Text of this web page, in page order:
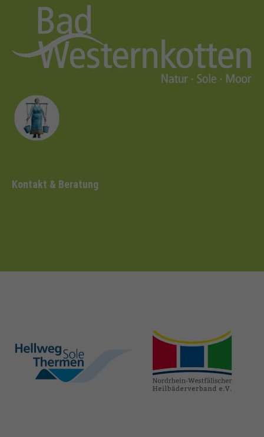
Kontakt & Beratung
hellweg-sole-
thermen.de
heilbaeder.de